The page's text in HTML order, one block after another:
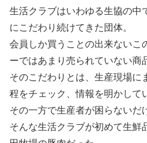
生活クラブはいわゆる生協の中
にこだわり続けてきた団体。
会員しか買うことの出来ないこ
ーではあまり売られていない商
そのこだわりとは、生産現場に
程をチェック、情報を明かして
その一方で生産者が困らないだ
そんな生活クラブが初めて生鮮